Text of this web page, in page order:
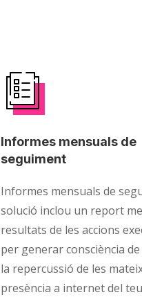
Informes mensuals de
seguiment
Informes mensuals de
solució inclou un report
resultats de les accions
per generar consciència de
la repercussió de les
presència a internet del